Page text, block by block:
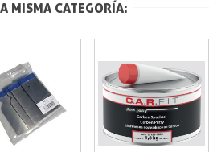
MISMA CATEGORÍA: